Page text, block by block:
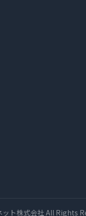
ト株式会社 All Rights